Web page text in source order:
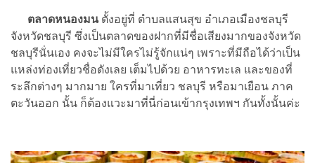
ตลาดหนองมนตั้งอยู่ที่ ตำบลแสนสุข อำเภอเมืองชลบุรี
จังหวัดชลบุรี ซึ่งเป็นตลาดของฝากที่มีชื่อเสียงมากของจังหวัด
ชลบุรีนั่นเอง คงจะไม่มีใครไม่รู้จักแน่ๆ เพราะที่มีถือได้ว่าเป็น
แหล่งท่องเที่ยวชื่อดังเลย เต็มไปด้วย อาหารทะเล และของที่
ระลึกต่างๆ มากมาย ใครที่มาเที่ยว ชลบุรี หรือมาเยือน ภาค
ตะวันออก นั้น ก็ต้องแวะมาที่นี่ก่อนเข้ากรุงเทพฯ กันทั้งนั้นค่ะ